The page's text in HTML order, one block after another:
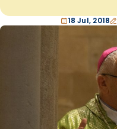
18 Jul, 2018